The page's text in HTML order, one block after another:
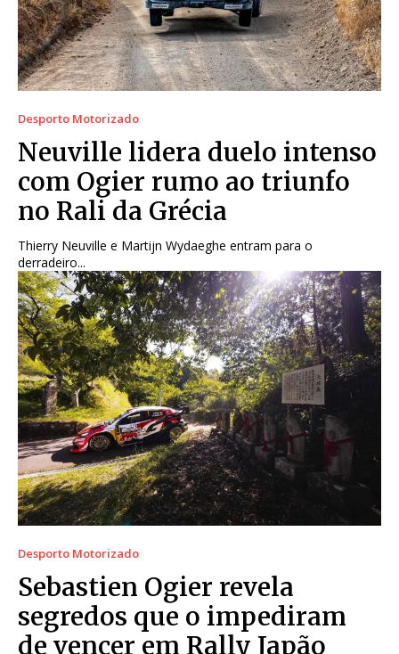
Desporto Motorizado
Neuville lidera duelo intenso
com Ogier rumo ao triunfo
no Rali da Grécia
Thierry Neuville e Martijn Wydaeghe entram para o
derradeiro...
Desporto Motorizado
Sebastien Ogier revela
segredos que o impediram
de vencer em Rally Japão